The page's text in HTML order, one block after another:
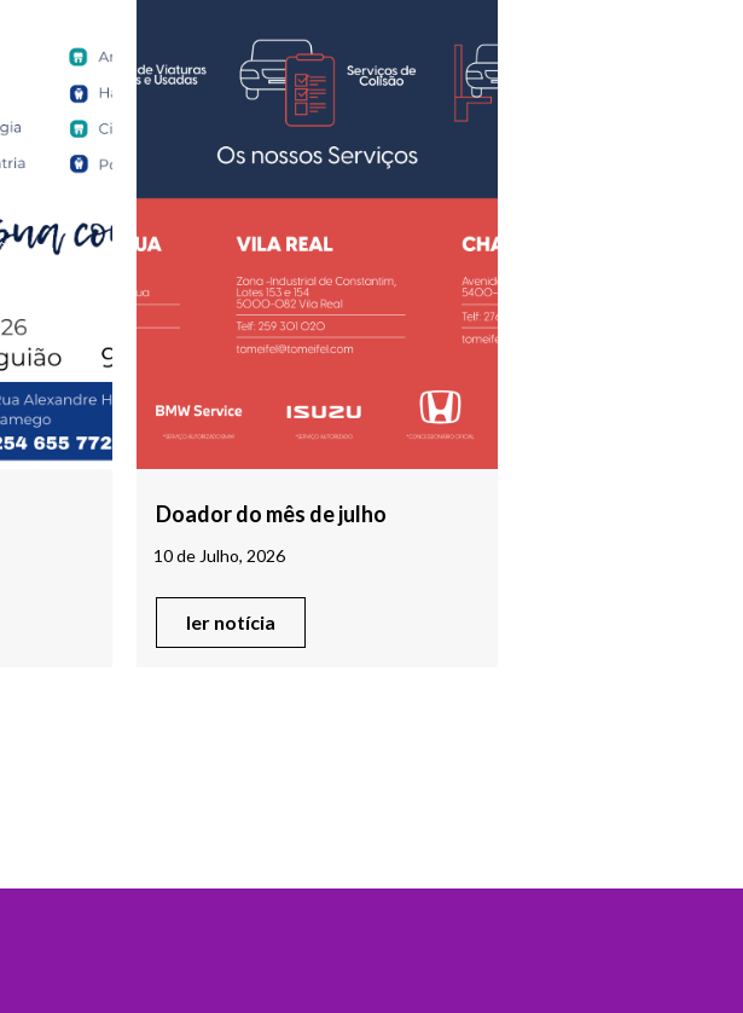
Doador do mês de julho
10 de Julho, 2026
ler notícia